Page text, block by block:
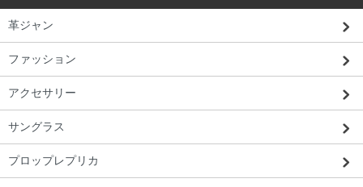
革ジャン
ファッション
アクセサリー
サングラス
プロップレプリカ